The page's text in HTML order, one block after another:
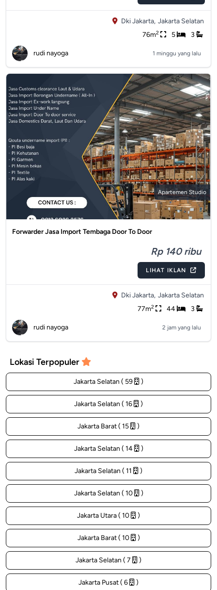
Dki Jakarta, Jakarta Selatan
76m2 5 3
rudi nayoga 1 minggu yang lalu
Apartemen Studio
Forwarder Jasa Import Tembaga Door To Door
Rp 140 ribu
LIHAT IKLAN
Dki Jakarta, Jakarta Selatan
77m2 44 3
rudi nayoga 2 jam yang lalu
Lokasi Terpopuler
Jakarta Selatan ( 59 )
Jakarta Selatan ( 16 )
Jakarta Barat ( 15 )
Jakarta Selatan ( 14 )
Jakarta Selatan ( 11 )
Jakarta Selatan ( 10 )
Jakarta Utara ( 10 )
Jakarta Barat ( 10 )
Jakarta Selatan ( 7 )
Jakarta Pusat ( 6 )